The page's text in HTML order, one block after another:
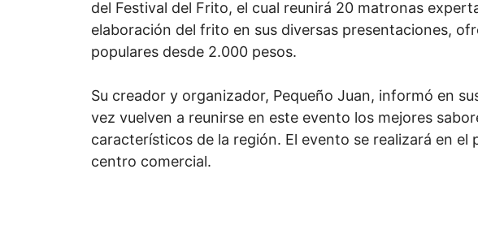
del Festival del Frito, el cual reunirá 20 matronas
elaboración del frito en sus diversas presentaciones,
populares desde 2.000 pesos.
Su creador y organizador, Pequeño Juan, informó en
vez vuelven a reunirse en este evento los mejores
característicos de la región. El evento se realizará en el
centro comercial.